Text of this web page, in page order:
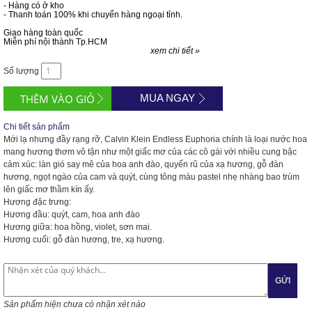
- Hàng có ở kho
- Thanh toán 100% khi chuyển hàng ngoại tỉnh.
Giao hàng toàn quốc
Miễn phí nội thành Tp.HCM
xem chi tiết »
Số lượng
MUA NGAY
Chi tiết sản phẩm
Mới lạ nhưng đầy rạng rỡ, Calvin Klein Endless Euphoria chính là loại nước hoa
mang hương thơm vô tận như một giấc mơ của các cô gái với nhiều cung bậc
cảm xúc: làn gió say mê của hoa anh đào, quyến rũ của xạ hương, gỗ đàn
hương, ngọt ngào của cam và quýt, cùng tông màu pastel nhẹ nhàng bao trùm
lên giấc mơ thầm kín ấy.
Hương đặc trưng:
Hương đầu: quýt, cam, hoa anh đào
Hương giữa: hoa hồng, violet, sơn mai.
Hương cuối: gỗ đàn hương, tre, xạ hương.
GỬI
Sản phẩm hiện chưa có nhận xét nào